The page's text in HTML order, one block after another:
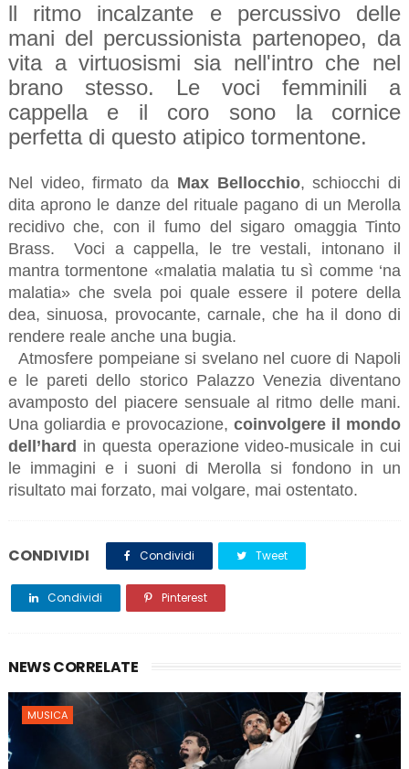
ll ritmo incalzante e percussivo delle
mani del percussionista partenopeo, da
vita a virtuosismi sia nell'intro che nel
brano stesso. Le voci femminili a
cappella e il coro sono la cornice
perfetta di questo atipico tormentone.
Nel video, firmato da Max Bellocchio, schiocchi di
dita aprono le danze del rituale pagano di un Merolla
recidivo che, con il fumo del sigaro omaggia Tinto
Brass. Voci a cappella, le tre vestali, intonano il
mantra tormentone «malatia malatia tu sì comme ‘na
malatia» che svela poi quale essere il potere della
dea, sinuosa, provocante, carnale, che ha il dono di
rendere reale anche una bugia.
Atmosfere pompeiane si svelano nel cuore di Napoli
e le pareti dello storico Palazzo Venezia diventano
avamposto del piacere sensuale al ritmo delle mani.
Una goliardia e provocazione,coinvolgere il mondo
dell’hard in questa operazione video-musicale in cui
le immagini e i suoni di Merolla si fondono in un
risultato mai forzato, mai volgare, mai ostentato.
CONDIVIDI Condividi Tweet
Condividi Pinterest
NEWS CORRELATE
MUSICA